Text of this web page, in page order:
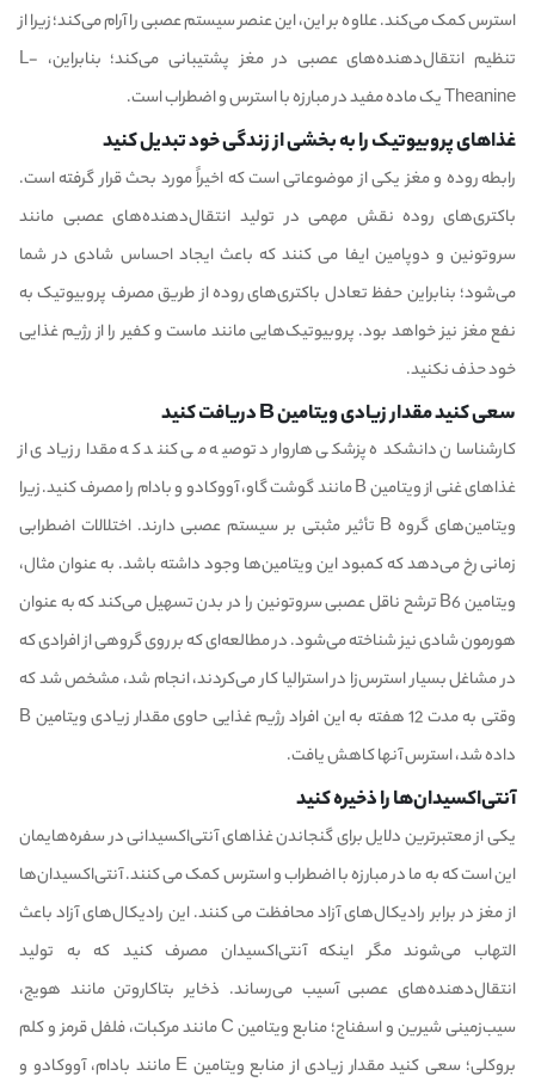
استرس کمک می‌کند. علاوه بر این، این عنصر سیستم عصبی را آرام می‌کند؛ زیرا از
تنظیم انتقال‌دهنده‌های عصبی در مغز پشتیبانی می‌کند؛ بنابراین، L-
Theanine یک ماده مفید در مبارزه با استرس و اضطراب است.
غذاهای پروبیوتیک را به بخشی از زندگی خود تبدیل کنید
رابطه روده و مغز یکی از موضوعاتی است که اخیراً مورد بحث قرار گرفته است.
باکتری‌های روده نقش مهمی در تولید انتقال‌دهنده‌های عصبی مانند
سروتونین و دوپامین ایفا می کنند که باعث ایجاد احساس شادی در شما
می‌شود؛ بنابراین حفظ تعادل باکتری‌های روده از طریق مصرف پروبیوتیک به
نفع مغز نیز خواهد بود. پروبیوتیک‌هاییمانند ماست و کفیر را از رژیم غذایی
خود حذف نکنید.
سعی کنید مقدار زیادی ویتامین B دریافت کنید
کارشناسان دانشکده پزشکی هاروارد توصیه می کنند که مقدار زیادی از
غذاهای غنی ازویتامین B
مانند گوشت گاو، آووکادو و بادام را مصرف کنید. زیرا
ویتامین‌های گروه B تأثیر مثبتی بر سیستم عصبی دارند. اختلالات اضطرابی
زمانی رخ می‌دهد که کمبود این ویتامین‌ها وجود داشته باشد. به عنوان مثال،
ویتامین B6 ترشح ناقل عصبی سروتونین را در بدن تسهیل می‌کند که به عنوان
هورمون شادی نیز شناخته می‌شود. در مطالعه‌ای که بر روی گروهی از افرادی که
در مشاغل بسیار استرس‌زا در استرالیا کار می‌کردند، انجام شد، مشخص شد که
وقتی به مدت 12 هفته به این افراد رژیم غذایی حاوی مقدار زیادی ویتامین B
داده شد، استرس آنها کاهش یافت.
آنتی‌اکسیدان‌ها را ذخیره کنید
یکی از معتبرترین دلایل برای گنجاندن غذاهای آنتی‌اکسیدانی در سفره‌هایمان
این است که به ما در مبارزه با اضطراب و استرس کمک می کنند. آنتی‌اکسیدان‌ها
از مغز در برابر رادیکال‌های آزاد محافظت می کنند. این رادیکال‌های آزاد باعث
التهاب می‌شوند مگر اینکه آنتی‌اکسیدان مصرف کنید که به تولید
انتقال‌دهنده‌های عصبی آسیب می‌رساند. ذخایر بتاکاروتن مانند هویج،
سیب‌زمینی شیرین و اسفناج؛ منابع ویتامین C مانند مرکبات، فلفل قرمز و کلم
بروکلی؛ سعی کنید مقدار زیادی از منابع ویتامین E مانند بادام، آووکادو و